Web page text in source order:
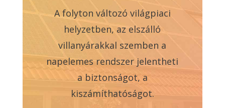
A folyton változó világpiaci
helyzetben, az elszálló
villanyárakkal szemben a
napelemes rendszer jelentheti
a biztonságot, a
kiszámíthatóságot.